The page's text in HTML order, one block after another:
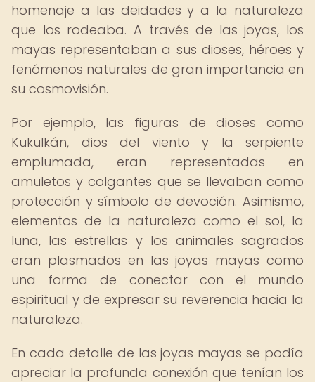
homenaje a las deidades y a la naturaleza
que los rodeaba. A través de las joyas, los
mayas representaban a sus dioses, héroes y
fenómenos naturales de gran importancia en
su cosmovisión.
Por ejemplo, las figuras de dioses como
Kukulkán, dios del viento y la serpiente
emplumada, eran representadas en
amuletos y colgantes que se llevaban como
protección y símbolo de devoción. Asimismo,
elementos de la naturaleza como el sol, la
luna, las estrellas y los animales sagrados
eran plasmados en las joyas mayas como
una forma de conectar con el mundo
espiritual y de expresar su reverencia hacia la
naturaleza.
En cada detalle de las joyas mayas se podía
apreciar la profunda conexión que tenían los